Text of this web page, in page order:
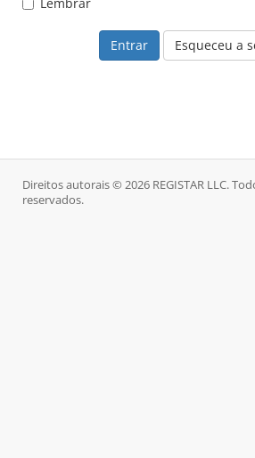
Esqueceu a
Direitos autorais © 2026 REGISTAR LLC.
reservados.